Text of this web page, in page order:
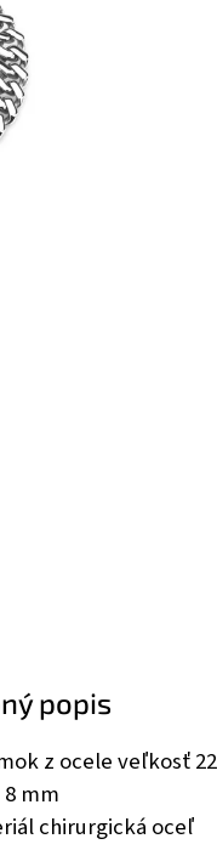
popis
z ocele veľkosť
mm
chirurgická oceľ